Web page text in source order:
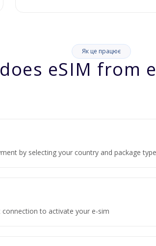
Як це працює
eSIM from
by selecting your country and package
to activate your e-sim